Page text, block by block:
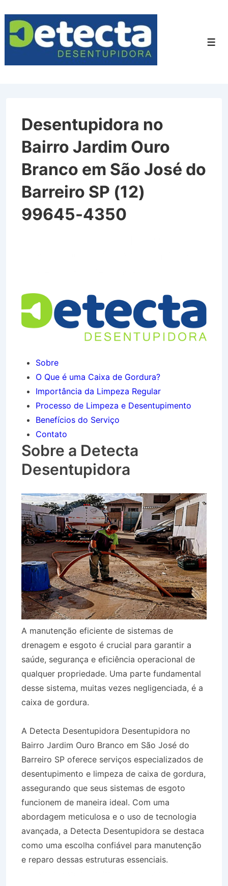
para
Conteúdo
Desentupidora no
Bairro Jardim Ouro
Branco em São José do
Barreiro SP (12)
99645-4350
Sobre
O Que é uma Caixa de Gordura?
Importância da Limpeza Regular
Processo de Limpeza e Desentupimento
Benefícios do Serviço
Contato
Sobre a Detecta
Desentupidora
A manutenção eficiente de sistemas de
drenagem e esgoto é crucial para garantir a
saúde, segurança e eficiência operacional de
qualquer propriedade. Uma parte fundamental
desse sistema, muitas vezes negligenciada, é a
caixa de gordura.
A Detecta Desentupidora Desentupidora no
Bairro Jardim Ouro Branco em São José do
Barreiro SP oferece serviços especializados de
desentupimento e limpeza de caixa de gordura,
assegurando que seus sistemas de esgoto
funcionem de maneira ideal. Com uma
abordagem meticulosa e o uso de tecnologia
avançada, a Detecta Desentupidora se destaca
como uma escolha confiável para manutenção
e reparo dessas estruturas essenciais.